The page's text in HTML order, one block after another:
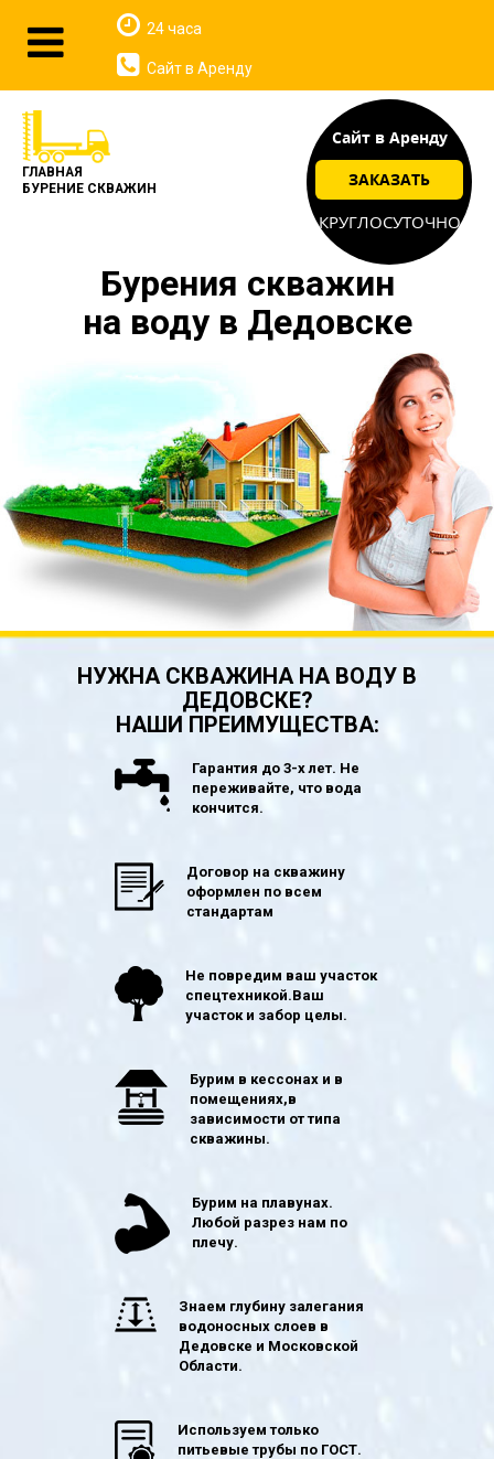
ГЛАВНАЯ
БУРЕНИЕ СКВАЖИН
Бурения скважин
на воду в Дедовске
Сайт в Аренду
ЗАКАЗАТЬ
КРУГЛОСУТОЧНО
24 часа
Сайт в Аренду
НУЖНА СКВАЖИНА НА ВОДУ В
ДЕДОВСКЕ?
НАШИ ПРЕИМУЩЕСТВА:
Гарантия до 3-х лет. Не
переживайте, что вода
кончится.
Договор на скважину
оформлен по всем
стандартам
Не повредим ваш участок
спецтехникой.Ваш
участок и забор целы.
Бурим в кессонах и в
помещениях,в
зависимости от типа
скважины.
Бурим на плавунах.
Любой разрез нам по
плечу.
Знаем глубину залегания
водоносных слоев в
Дедовске и Московской
Области.
Используем только
питьевые трубы по ГОСТ.